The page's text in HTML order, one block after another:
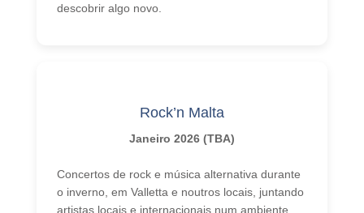
Praia Lido
descobrir algo novo.
Rock’n Malta
Janeiro 2026 (TBA)
Concertos de rock e música alternativa durante
o inverno, em Valletta e noutros locais, juntando
artistas locais e internacionais num ambiente